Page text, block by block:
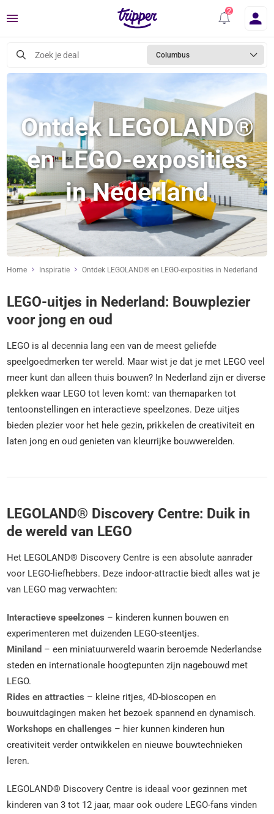
Menu
Zoek je deal Columbus
Ontdek LEGOLAND®
en LEGO-exposities
in Nederland
Home Inspiratie Ontdek LEGOLAND® en LEGO-exposities in Nederland
LEGO-uitjes in Nederland: Bouwplezier
voor jong en oud
LEGO is al decennia lang een van de meest geliefde
speelgoedmerken ter wereld. Maar wist je dat je met LEGO veel
meer kunt dan alleen thuis bouwen? In Nederland zijn er diverse
plekken waar LEGO tot leven komt: van themaparken tot
tentoonstellingen en interactieve speelzones. Deze uitjes
bieden plezier voor het hele gezin, prikkelen de creativiteit en
laten jong en oud genieten van kleurrijke bouwwerelden.
LEGOLAND® Discovery Centre: Duik in
de wereld van LEGO
Het LEGOLAND® Discovery Centre is een absolute aanrader
voor LEGO-liefhebbers. Deze indoor-attractie biedt alles wat je
van LEGO mag verwachten:
Interactieve speelzones – kinderen kunnen bouwen en
experimenteren met duizenden LEGO-steentjes.
Miniland – een miniatuurwereld waarin beroemde Nederlandse
steden en internationale hoogtepunten zijn nagebouwd met
LEGO.
Rides en attracties – kleine ritjes, 4D-bioscopen en
bouwuitdagingen maken het bezoek spannend en dynamisch.
Workshops en challenges – hier kunnen kinderen hun
creativiteit verder ontwikkelen en nieuwe bouwtechnieken
leren.
LEGOLAND® Discovery Centre is ideaal voor gezinnen met
kinderen van 3 tot 12 jaar, maar ook oudere LEGO-fans vinden